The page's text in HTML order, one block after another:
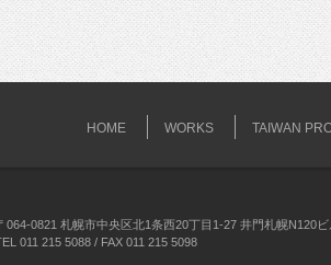
HOME WORKS TAIWAN
064-0821 札幌市中央区北1条西20丁目1-27 井門札幌N120
011 215 5088 / FAX 011 215 5098